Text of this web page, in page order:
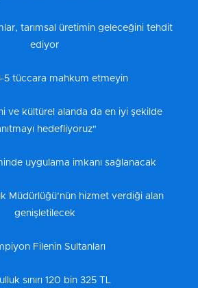
tarımsal üretimin geleceğini tehdit
ediyor
5 tüccara mahkum etmeyin
ve kültürel alanda da en iyi şekilde
hedefliyoruz"
uygulama imkanı sağlanacak
Müdürlüğü’nün hizmet verdiği alan
genişletilecek
Filenin Sultanları
sınırı 120 bin 325 TL